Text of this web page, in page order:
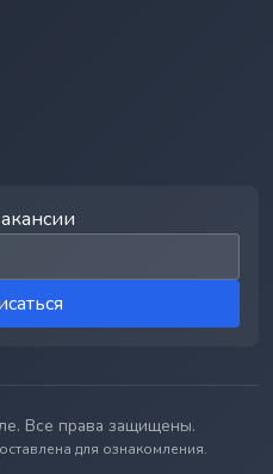
Все права защищены.
для ознакомления.